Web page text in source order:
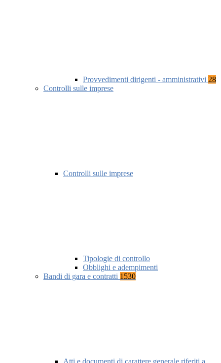
Provvedimenti dirigenti - amministrativi 28
Controlli sulle imprese
Controlli sulle imprese
Tipologie di controllo
Obblighi e adempimenti
Bandi di gara e contratti 1530